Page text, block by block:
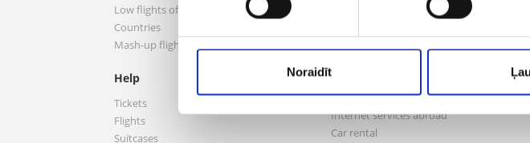
Noraidīt
Low flights offers
Countries
Mash-up flights
Help
Tickets
Flights
Suitcases
Contacts
Hotels
Internet services abroad
Car rental